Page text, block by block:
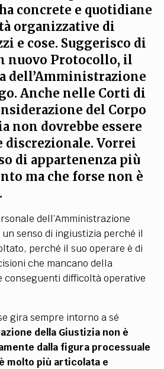
concrete e quotidiane
organizzative di
e cose. Suggerisco di
nuovo Protocollo, il
dell’Amministrazione
Anche nelle Corti di
del Corpo
non dovrebbe essere
discrezionale. Vorrei
di appartenenza più
ma che forse non è
dell’Amministrazione
senso di ingiustizia perché il
perché il suo operare è di
che mancano della
conseguenti difficoltà operative
gira sempre intorno a sé
della Giustizia non è
dalla figura processuale
molto più articolata e